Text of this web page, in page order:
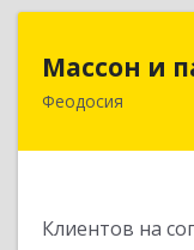
Массон и
Феодосия
Клиентов на
298112,